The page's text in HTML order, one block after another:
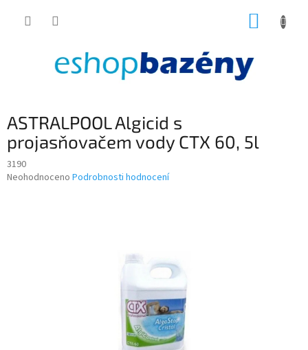
ASTRALPOOL Algicid s
projasňovačem vody CTX 60, 5l
3190
Průměrné
Neohodnoceno Podrobnosti hodnocení